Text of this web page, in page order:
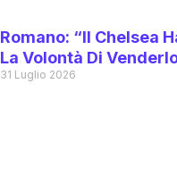
Romano: “Il Chelsea
La Volontà Di
31 Luglio 2026